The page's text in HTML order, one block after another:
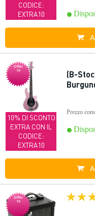
CODICE:
EXTRA10
Offer
ta
10% DI SCONTO
EXTRA CON IL
CODICE:
EXTRA10
(B-
Prezzo
Offer
ta